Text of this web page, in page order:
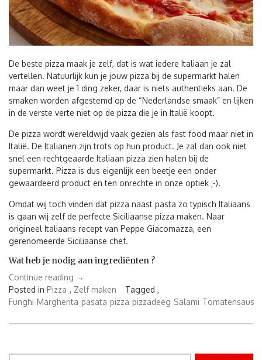
De beste pizza maak je zelf, dat is wat iedere Italiaan je zal
vertellen. Natuurlijk kun je jouw pizza bij de supermarkt halen
maar dan weet je 1 ding zeker, daar is niets authentieks aan. De
smaken worden afgestemd op de “Nederlandse smaak” en lijken
in de verste verte niet op de pizza die je in Italië koopt.
De pizza wordt wereldwijd vaak gezien als fast food maar niet in
Italië. De Italianen zijn trots op hun product. Je zal dan ook niet
snel een rechtgeaarde Italiaan pizza zien halen bij de
supermarkt. Pizza is dus eigenlijk een beetje een onder
gewaardeerd product en ten onrechte in onze optiek ;-).
Omdat wij toch vinden dat pizza naast pasta zo typisch Italiaans
is gaan wij zelf de perfecte Siciliaanse pizza maken. Naar
origineel Italiaans recept van Peppe Giacomazza, een
gerenomeerde Siciliaanse chef.
Wat heb je nodig aan ingrediënten ?
Continue reading “De
beste
pizza
je
→
Posted in Pizza , Zelf maken
Tagged ,
Funghi Margherita pasata pizza pizzadeeg Salami Tomatensaus